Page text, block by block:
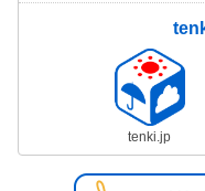
tenki.jp